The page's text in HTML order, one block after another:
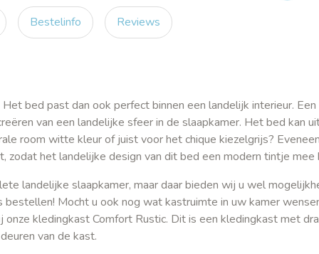
Bestelinfo Reviews
bed past dan ook perfect binnen een landelijk interieur.
van een landelijke sfeer in de slaapkamer. Het bed kan
room witte kleur of juist voor het chique kiezelgrijs?
zodat het landelijke design van dit bed een modern tintje mee
landelijke slaapkamer, maar daar bieden wij u wel
Mocht u ook nog wat kastruimte in uw kamer
kledingkast Comfort Rustic. Dit is een kledingkast met
van de kast.